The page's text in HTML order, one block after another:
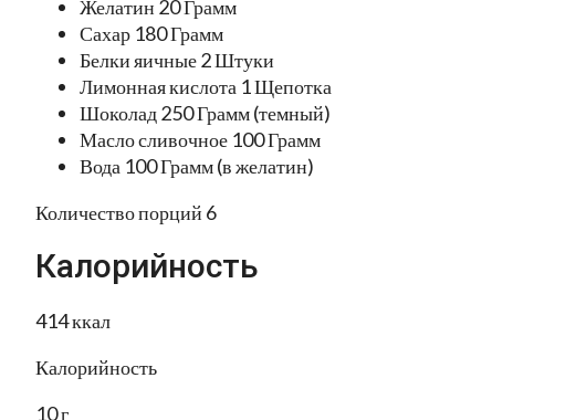
Желатин 20 Грамм
Сахар 180 Грамм
Белки яичные 2 Штуки
Лимонная кислота 1 Щепотка
Шоколад 250 Грамм (темный)
Масло сливочное 100 Грамм
Вода 100 Грамм (в желатин)
Количество порций 6
Калорийность
414 ккал
Калорийность
10 г